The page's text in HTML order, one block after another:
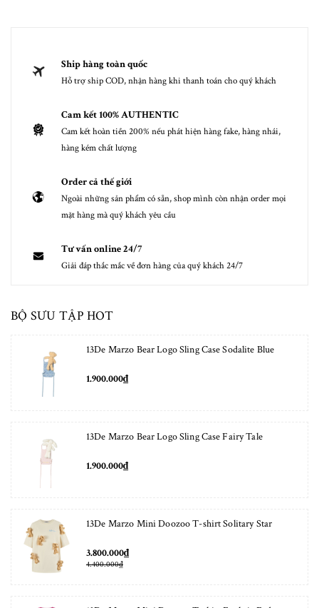
Ship hàng toàn quốc
Hỗ trợ ship COD, nhận hàng khi thanh toán cho quý khách
Cam kết 100% AUTHENTIC
Cam kết hoàn tiền 200% nếu phát hiện hàng fake, hàng nhái,
hàng kém chất lượng
Order cả thế giới
Ngoài những sản phẩm có sẵn, shop mình còn nhận order mọi
mặt hàng mà quý khách yêu cầu
Tư vấn online 24/7
Giải đáp thắc mắc về đơn hàng của quý khách 24/7
BỘ SƯU TẬP HOT
13De Marzo Bear Logo Sling Case Sodalite Blue
1.900.000₫
13De Marzo Bear Logo Sling Case Fairy Tale
1.900.000₫
13De Marzo Mini Doozoo T-shirt Solitary Star
3.800.000₫
4.400.000₫